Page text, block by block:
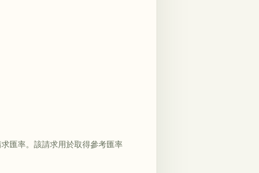
匯率。該請求用於取得參考匯率